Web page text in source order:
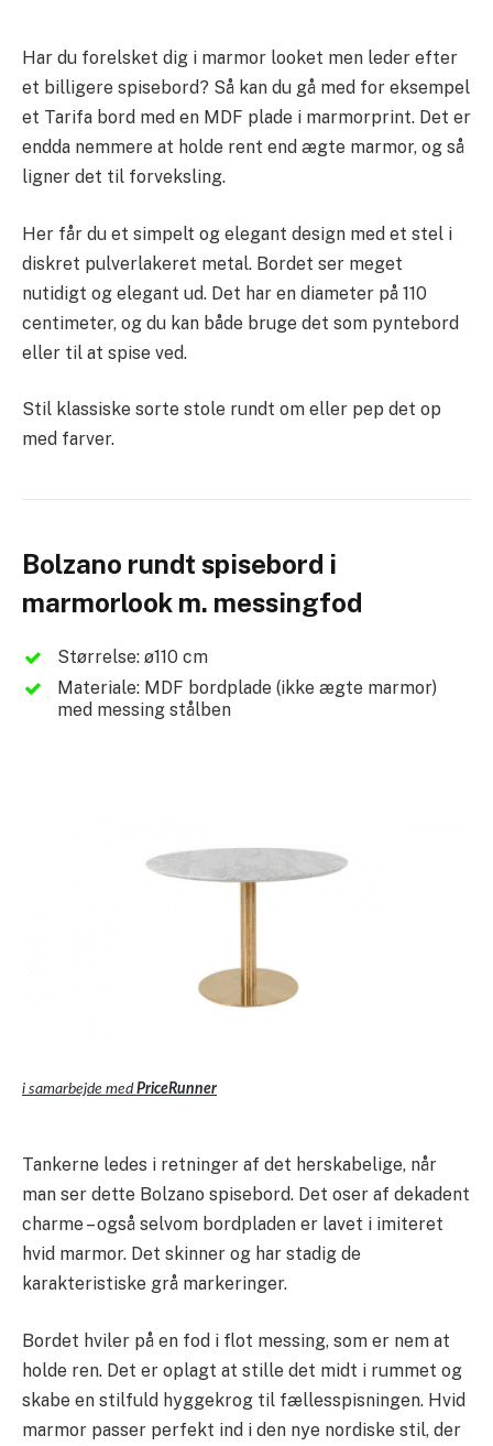
Har du forelsket dig i marmor looket men leder efter
et billigere spisebord? Så kan du gå med for eksempel
et Tarifa bord med en MDF plade i marmorprint. Det er
endda nemmere at holde rent end ægte marmor, og så
ligner det til forveksling.
Her får du et simpelt og elegant design med et stel i
diskret pulverlakeret metal. Bordet ser meget
nutidigt og elegant ud. Det har en diameter på 110
centimeter, og du kan både bruge det som pyntebord
eller til at spise ved.
Stil klassiske sorte stole rundt om eller pep det op
med farver.
Bolzano rundt spisebord i
marmorlook m. messingfod
Størrelse: ø110 cm
Materiale: MDF bordplade (ikke ægte marmor)
med messing stålben
i samarbejde med PriceRunner
Tankerne ledes i retninger af det herskabelige, når
man ser dette Bolzano spisebord. Det oser af dekadent
charme – også selvom bordpladen er lavet i imiteret
hvid marmor. Det skinner og har stadig de
karakteristiske grå markeringer.
Bordet hviler på en fod i flot messing, som er nem at
holde ren. Det er oplagt at stille det midt i rummet og
skabe en stilfuld hyggekrog til fællesspisningen. Hvid
marmor passer perfekt ind i den nye nordiske stil, der